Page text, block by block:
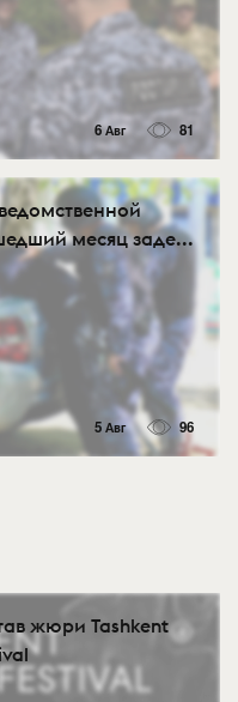
6 Авг 81
месяц заде...
5 Авг 96
жюри Tashkent